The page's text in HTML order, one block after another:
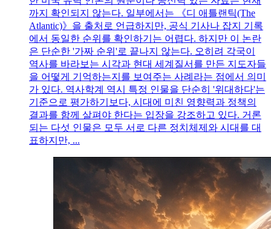
까지 확인되지 않는다. 일부에서는 《디 애틀랜틱(The
Atlantic)》을 출처로 언급하지만, 공식 기사나 잡지 기록
에서 동일한 순위를 확인하기는 어렵다. 하지만 이 논란
은 단순한 '가짜 순위'로 끝나지 않는다. 오히려 각국이
역사를 바라보는 시각과 현대 세계질서를 만든 지도자들
을 어떻게 기억하는지를 보여주는 사례라는 점에서 의미
가 있다. 역사학계 역시 특정 인물을 단순히 '위대하다'는
기준으로 평가하기보다, 시대에 미친 영향력과 정책의
결과를 함께 살펴야 한다는 입장을 강조하고 있다. 거론
되는 다섯 인물은 모두 서로 다른 정치체제와 시대를 대
표하지만, ...